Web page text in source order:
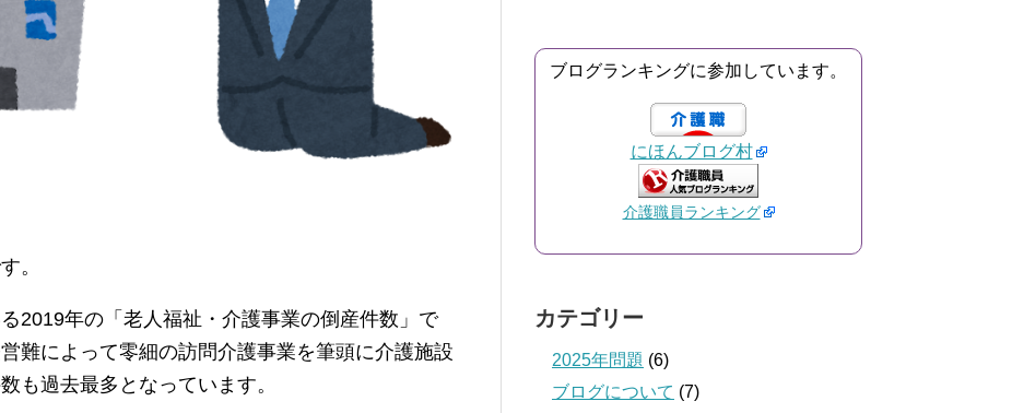
。
2019年の「老人福祉・介護事業の倒産件数」で
難によって零細の訪問介護事業を筆頭に介護施設
も過去最多となっています。
ブログランキングに参加しています。
にほんブログ村
介護職員ランキング
カテゴリー
2025年問題 (6)
ブログについて (7)